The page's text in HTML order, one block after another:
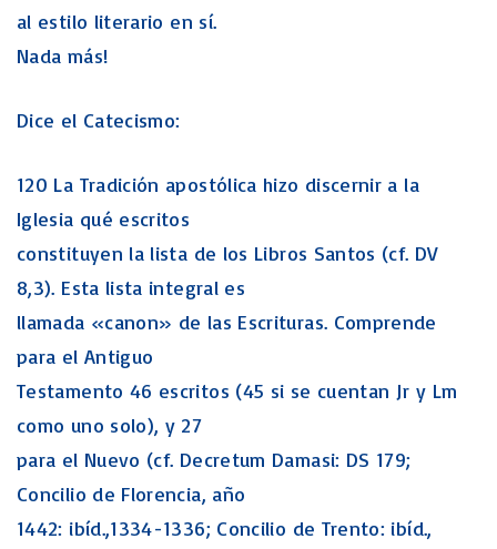
al estilo literario en sí.
Nada más!
Dice el Catecismo:
120 La Tradición apostólica hizo discernir a la
Iglesia qué escritos
constituyen la lista de los Libros Santos (cf. DV
8,3). Esta lista integral es
llamada «canon» de las Escrituras. Comprende
para el Antiguo
Testamento 46 escritos (45 si se cuentan Jr y Lm
como uno solo), y 27
para el Nuevo (cf. Decretum Damasi: DS 179;
Concilio de Florencia, año
1442: ibíd.,1334-1336; Concilio de Trento: ibíd.,